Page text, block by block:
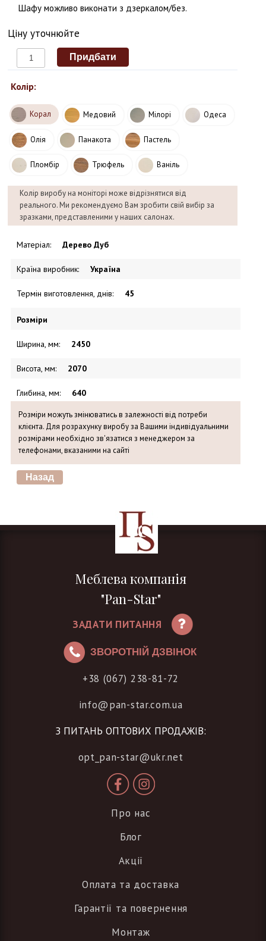
Шафу можливо виконати з дзеркалом/без.
Ціну уточнюйте
Колір:
Корал Медовий Мілорі Одеса
Олія Панакота Пастель
Пломбір Трюфель Ваніль
Колір виробу на моніторі може відрізнятися від
реального. Ми рекомендуємо Вам зробити свій вибір за
зразками, представленими у наших салонах.
Матеріал: Дерево Дуб
Країна виробник: Україна
Термін виготовлення, днів: 45
Розміри
Ширина, мм: 2450
Висота, мм: 2070
Глибина, мм: 640
Розміри можуть змінюватись в залежності від потреби
клієнта. Для розрахунку виробу за Вашими індивідуальними
розмірами необхідно зв'язатися з менеджером за
телефонами, вказаними на сайті
Меблева компанія
"Pan-Star"
ЗАДАТИ ПИТАННЯ
ЗВОРОТНІЙ ДЗВІНОК
+38 (067) 238-81-72
info@pan-star.com.ua
З ПИТАНЬ ОПТОВИХ ПРОДАЖІВ:
opt_pan-star@ukr.net
Про нас
Блог
Акції
Оплата та доставка
Гарантії та повернення
Монтаж